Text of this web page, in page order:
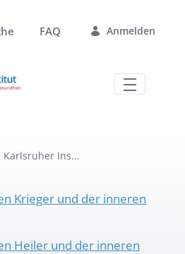
FAQ Anmelden
- Karlsruher
Das Karlsruher Institut
Krieger und der inneren
Heiler und der inneren